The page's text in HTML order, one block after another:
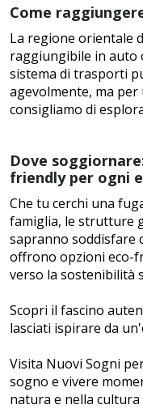
Come
La regione orientale
raggiungibile in auto
sistema di trasporti
agevolmente, ma
consigliamo di
Dove
friendly per ogni
Che tu cerchi una
famiglia, le strutture
sapranno soddisfare
offrono opzioni eco-
verso la sostenibilità
Scopri il fascino
lasciati ispirare da
Visita Nuovi Sogni
sogno e vivere
natura e nella